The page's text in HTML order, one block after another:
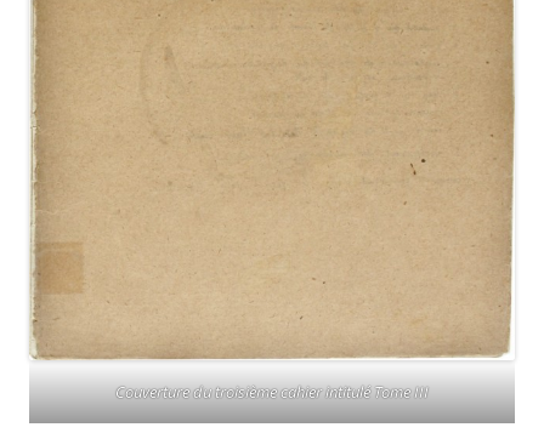
Couverture du troisième cahier intitulé Tome III